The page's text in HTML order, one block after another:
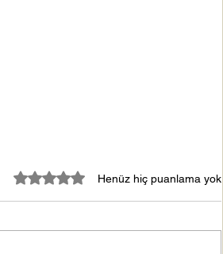
5 üzerinden 0 yıldızHenüz hiç puanlama yok